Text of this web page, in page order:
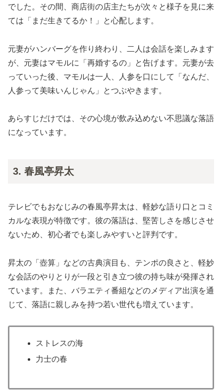
でした。その間、商店街の店主たちが次々と様子を見に来
ては「まだ生きてるか！」と心配します。
元妻がハンバーグを作り終わり、二人は会話を楽しみます
が、元妻はマモルに「再婚するの」と告げます。元妻が去
っていった後、マモルは一人、人参を口にして「なんだ、
人参って美味いんじゃん」とつぶやきます。
あらすじだけでは、その心境が飲み込めない不思議な落語
になっています。
3. 春風亭昇太
テレビでもおなじみの春風亭昇太は、軽妙な語り口とコミ
カルな表現が特徴です。彼の落語は、堅苦しさを感じさせ
ないため、初心者でも楽しみやすいと評判です。
昇太の「壺算」などの古典演目も、テンポの良さと、軽妙
な会話のやりとりが一段と引き立つ彼の持ち味が発揮され
ています。また、バラエティ番組などのメディア出演を通
じて、落語に親しみを持つ若い世代も増えています。
ストレスの海
力士の春